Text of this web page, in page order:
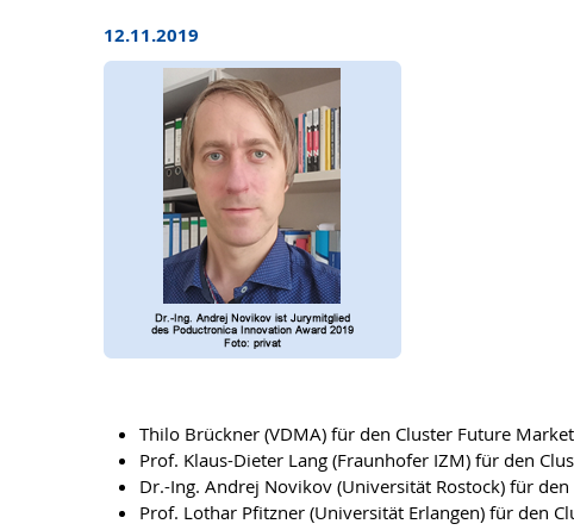
12.11.2019
Thilo Brückner (VDMA) für den Cluster Future
Prof. Klaus-Dieter Lang (Fraunhofer IZM) für den
Dr.-Ing. Andrej Novikov (Universität Rostock) für den
Prof. Lothar Pfitzner (Universität Erlangen) für den